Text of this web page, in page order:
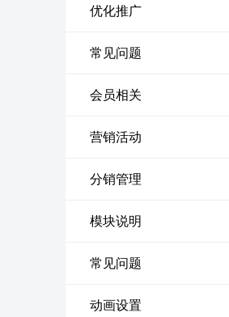
优化推广
常见问题
会员相关
营销活动
分销管理
模块说明
常见问题
动画设置